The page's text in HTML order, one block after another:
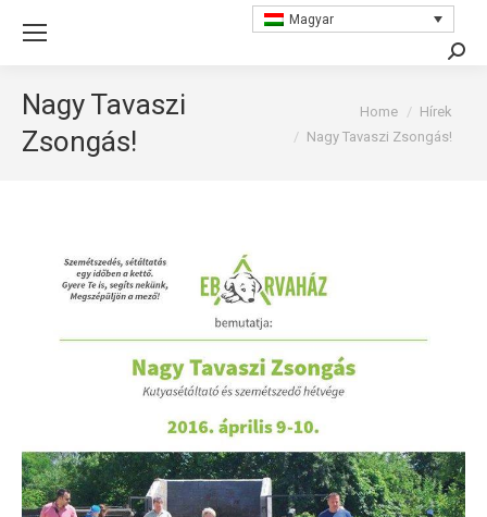
Magyar
Nagy Tavaszi
Zsongás!
Home
Hírek
Nagy Tavaszi Zsongás!